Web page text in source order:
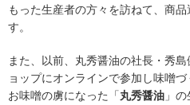
もった生産者の方々を訪ねて、商
す。
また、以前、丸秀醤油の社長・秀
ョップにオンラインで参加し味噌
お味噌の虜になった「丸秀醤油 」